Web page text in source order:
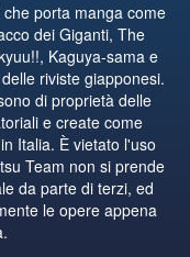
porta manga come
dei Giganti, The
Kaguya-sama e
riviste giapponesi.
di proprietà delle
e create come
Italia. È vietato l'uso
Team non si prende
da parte di terzi, ed
le opere appena